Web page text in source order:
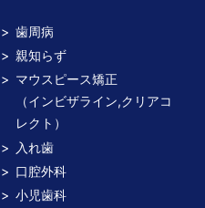
歯周病
親知らず
マウスピース矯正
（インビザライン,クリアコ
レクト）
入れ歯
口腔外科
小児歯科